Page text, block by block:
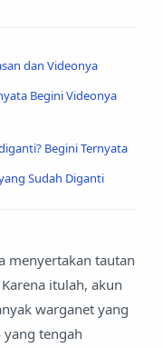
dan Videonya
Begini Videonya
Begini Ternyata
Sudah Diganti
menyertakan tautan
itulah, akun
warganet yang
tengah